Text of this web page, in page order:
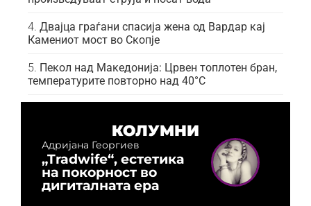
Двајца граѓани спасија жена од Вардар кај
Камениот мост во Скопје
Пекол над Македонија: Црвен топлотен бран,
температурите повторно над 40°C
КОЛУМНИ
Адријана Георгиев
„Tradwife“, естетика
на покорност во
дигиталната ера